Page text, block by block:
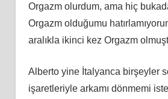
Orgazm olurdum, ama hiç
Orgazm olduğumu
aralıkla ikinci kez Orgazm
Alberto yine İtalyanca birşeyler
işaretleriyle arkamı dönmemi